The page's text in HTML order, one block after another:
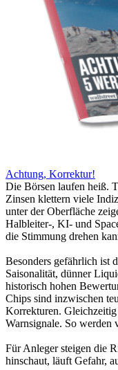
Achtung, Korrektur!
Die Börsen laufen heiß.
Zinsen klettern viele
unter der Oberfläche
Halbleiter-, KI- und
die Stimmung drehen
Besonders gefährlich ist
Saisonalität, dünner
historisch hohen
Chips sind inzwischen
Korrekturen.
Warnsignale. So werden
Für Anleger steigen die
hinschaut, läuft Gefahr,